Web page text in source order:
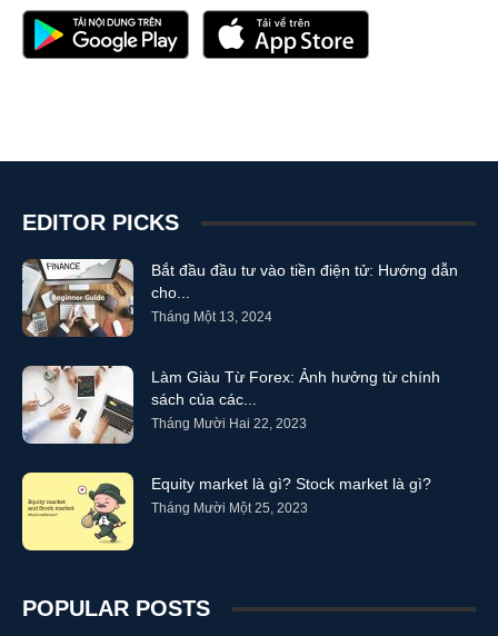
EDITOR PICKS
Bắt đầu đầu tư vào tiền điện tử: Hướng dẫn
cho...
Tháng Một 13, 2024
Làm Giàu Từ Forex: Ảnh hưởng từ chính
sách của các...
Tháng Mười Hai 22, 2023
Equity market là gì? Stock market là gì?
Tháng Mười Một 25, 2023
POPULAR POSTS